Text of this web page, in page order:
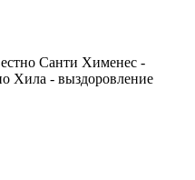
Санти Хименес -
Хила - выздоровление